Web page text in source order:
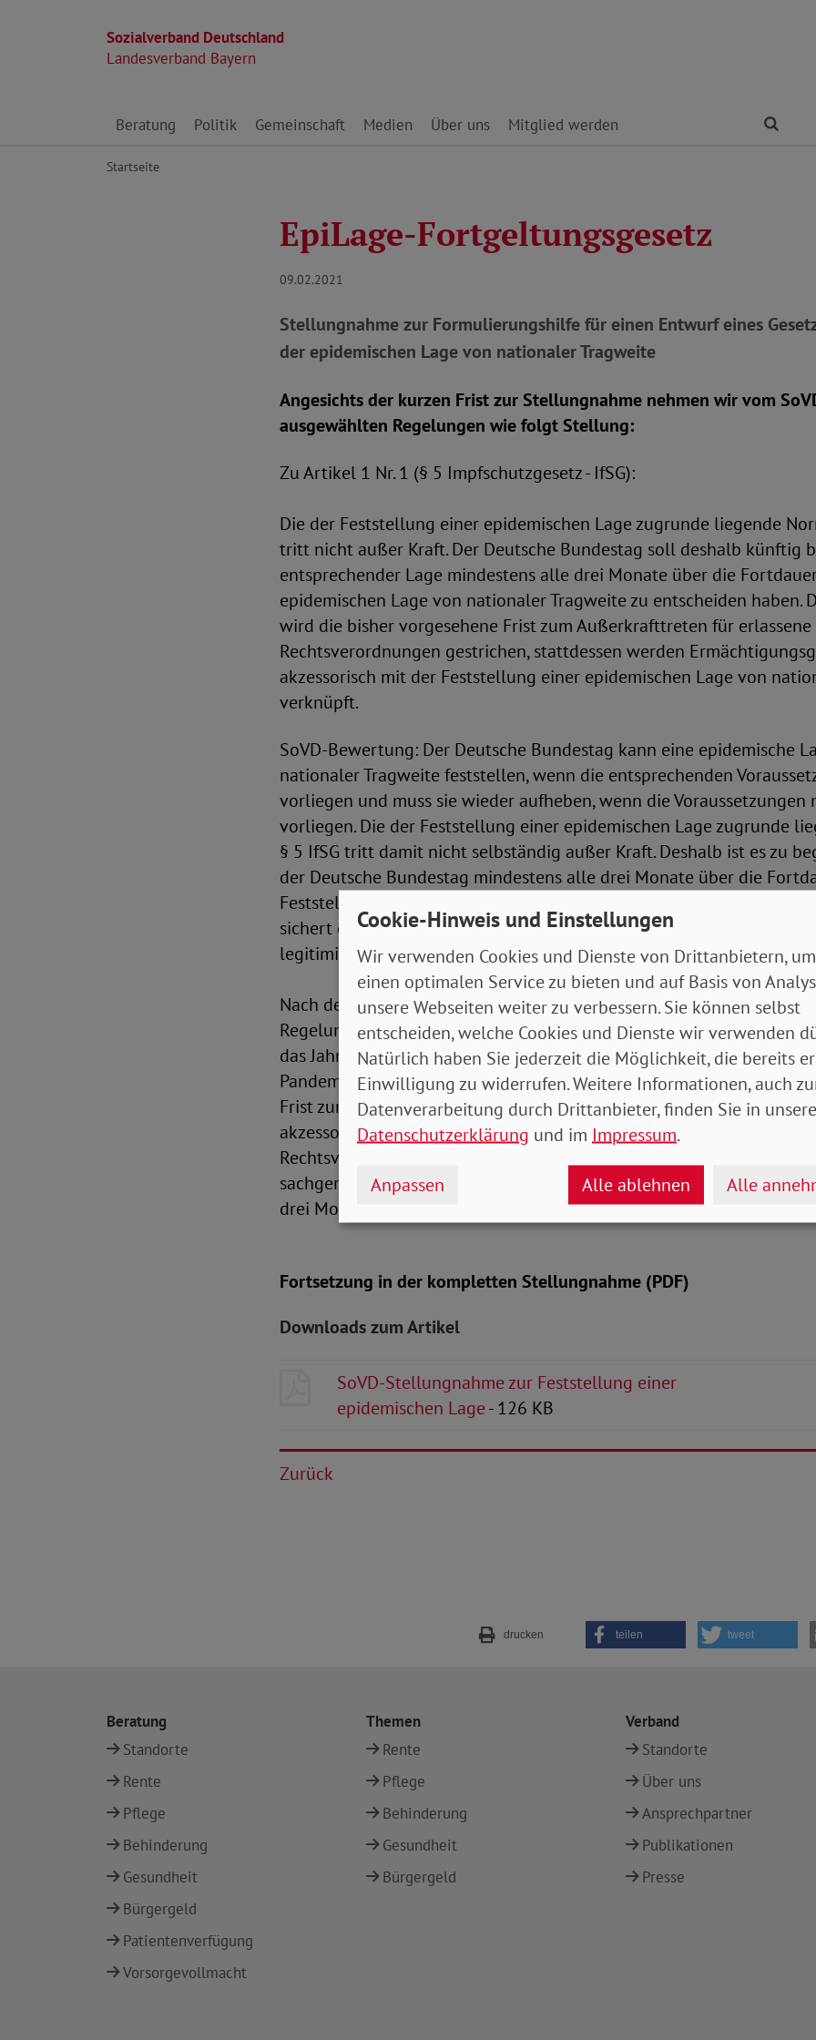
Sozialverband Deutschland
Landesverband Bayern
Direkt zu den Inhalten springen
Beratung Politik Gemeinschaft Medien Über uns Mitglied werden
Startseite
EpiLage-Fortgeltungsgesetz
09.02.2021
Stellungnahme zur Formulierungshilfe für einen Entwurf eines
der epidemischen Lage von nationaler Tragweite
Angesichts der kurzen Frist zur Stellungnahme nehmen wir vom
ausgewählten Regelungen wie folgt Stellung:
Zu Artikel 1 Nr. 1 (§ 5 Impfschutzgesetz - IfSG):
Die der Feststellung einer epidemischen Lage zugrunde liegende
tritt nicht außer Kraft. Der Deutsche Bundestag soll deshalb künftig
entsprechender Lage mindestens alle drei Monate über die
epidemischen Lage von nationaler Tragweite zu entscheiden haben.
wird die bisher vorgesehene Frist zum Außerkrafttreten für erlassene
Rechtsverordnungen gestrichen, stattdessen werden
akzessorisch mit der Feststellung einer epidemischen Lage von
verknüpft.
SoVD-Bewertung: Der Deutsche Bundestag kann eine epidemische
nationaler Tragweite feststellen, wenn die entsprechenden
vorliegen und muss sie wieder aufheben, wenn die Voraussetzungen
vorliegen. Die der Feststellung einer epidemischen Lage zugrunde
§ 5 IfSG tritt damit nicht selbständig außer Kraft. Deshalb ist es zu
der Deutsche Bundestag mindestens alle drei Monate über die
Feststellung der epidemischen Lage von nationaler Tragweite
sichert eine parlamentarische Kontrolle der Fortdauer der
legitimiert die Fortgeltung der Grundlage für entsprechende
Nach der bisherigen Regelung war die Geltungsdauer
Regelungen bis zum 31. März 2021 befristet. Es zeichnet sich jedoch
das Jahr 2021 hinein weiterhin erhebliche Anstrengungen zur
Pandemie unternommen werden müssen. Eine Streichung der bisher
Frist zum Außerkrafttreten für erlassene Rechtsverordnungen und
akzessorische Verknüpfung der Ermächtigungsgrundlagen für
Rechtsverordnungen an die Feststellung des Deutschen
sachgerecht, zumal die zugrunde liegende Feststellung ausläuft,
drei Monate parlamentarisch bestätigt wird.
Fortsetzung in der kompletten Stellungnahme (PDF)
Downloads zum Artikel
SoVD-Stellungnahme zur Feststellung einer
epidemischen Lage- 126 KB
Zurück
drucken teilen tweet
Beratung
Standorte
Rente
Pflege
Behinderung
Gesundheit
Bürgergeld
Patientenverfügung
Vorsorgevollmacht
Themen
Rente
Pflege
Behinderung
Gesundheit
Bürgergeld
Verband
Standorte
Über uns
Ansprechpartner
Publikationen
Presse
Cookie-Hinweis und Einstellungen
Wir verwenden Cookies und Dienste von Drittanbietern,
einen optimalen Service zu bieten und auf Basis von
unsere Webseiten weiter zu verbessern. Sie können selbst
entscheiden, welche Cookies und Dienste wir verwenden
Natürlich haben Sie jederzeit die Möglichkeit, die bereits
Einwilligung zu widerrufen. Weitere Informationen, auch
Datenverarbeitung durch Drittanbieter, finden Sie in
Datenschutzerklärung und im Impressum.
Anpassen Alle ablehnen Alle